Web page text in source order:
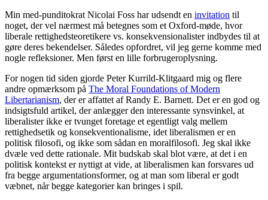
Min med-punditokrat Nicolai Foss har udsendt en invitation til
noget, der vel nærmest må betegnes som et Oxford-møde, hvor
liberale rettighedsteoretikere vs. konsekvensionalister indbydes til at
gøre deres bekendelser. Således opfordret, vil jeg gerne komme med
nogle refleksioner. Men først en lille forbrugeroplysning.
For nogen tid siden gjorde Peter Kurrild-Klitgaard mig og flere
andre opmærksom på The Moral Foundations of Modern
Libertarianism, der er affattet af Randy E. Barnett. Det er en god og
indsigtsfuld artikel, der anlægger den interessante synsvinkel, at
liberalister ikke er tvunget foretage et egentligt valg mellem
rettighedsetik og konsekventionalisme, idet liberalismen er en
politisk filosofi, og ikke som sådan en moralfilosofi. Jeg skal ikke
dvæle ved dette rationale. Mit budskab skal blot være, at det i en
politisk kontekst er nyttigt at vide, at liberalismen kan forsvares ud
fra begge argumentationsformer, og at man som liberal er godt
væbnet, når begge kategorier kan bringes i spil.